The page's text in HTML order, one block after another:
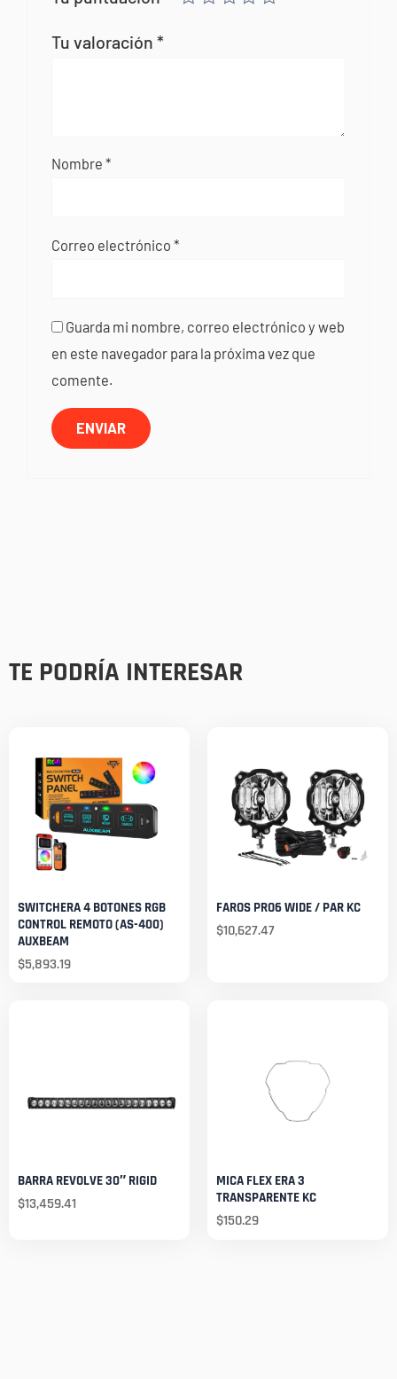
Tu valoración*
Nombre*
Correo electrónico*
Guarda mi nombre, correo electrónico y web
en este navegador para la próxima vez que
comente.
TE PODRÍA INTERESAR
SWITCHERA 4 BOTONES RGB
CONTROL REMOTO (AS-400)
AUXBEAM
$5,893.19
FAROS PRO6 WIDE / PAR KC
$10,627.47
BARRA REVOLVE 30″ RIGID
$13,459.41
MICA FLEX ERA 3
TRANSPARENTE KC
$150.29